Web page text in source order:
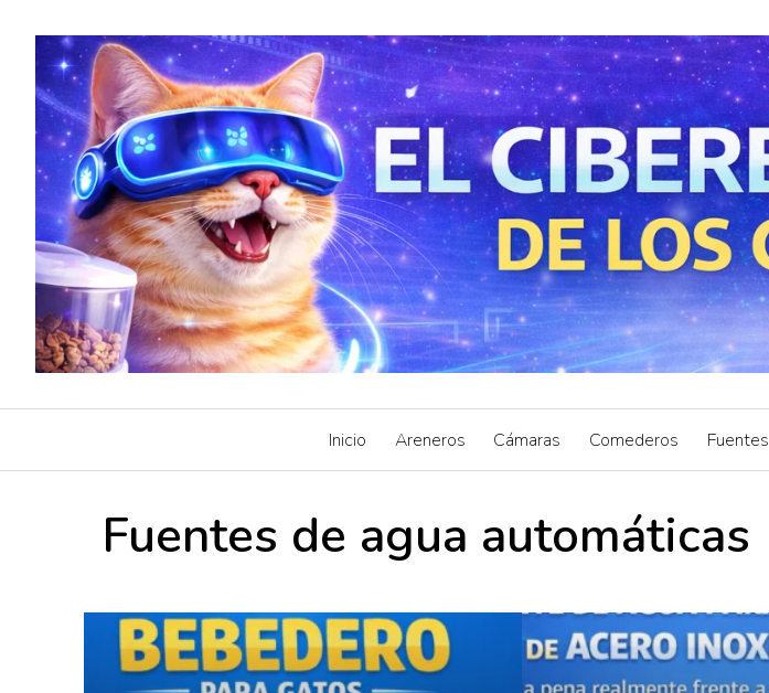
content
Inicio Areneros Cámaras Comederos Fuentes
Fuentes de agua automáticas